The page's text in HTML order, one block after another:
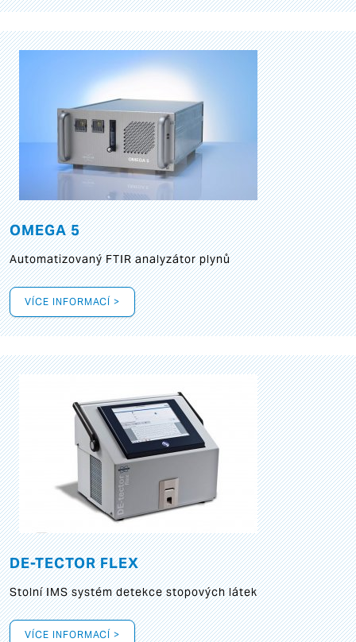
OMEGA 5
Automatizovaný FTIR analyzátor plynů
VÍCE INFORMACÍ >
DE-TECTOR FLEX
Stolní IMS systém detekce stopových látek
VÍCE INFORMACÍ >